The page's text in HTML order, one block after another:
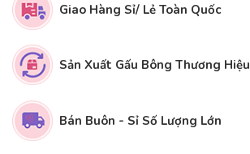
Giao Hàng Sỉ/ Lẻ Toàn Quốc
Sản Xuất Gấu Bông Thương Hiệu
Bán Buôn - Sỉ Số Lượng Lớn